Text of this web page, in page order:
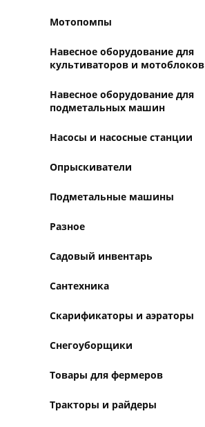
Мотопомпы
Навесное оборудование для
культиваторов и мотоблоков
Навесное оборудование для
подметальных машин
Насосы и насосные станции
Опрыскиватели
Подметальные машины
Разное
Садовый инвентарь
Сантехника
Скарификаторы и аэраторы
Снегоуборщики
Товары для фермеров
Тракторы и райдеры